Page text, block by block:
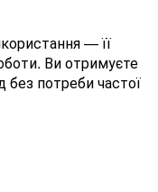
— її
Ви отримуєте
без потреби частої